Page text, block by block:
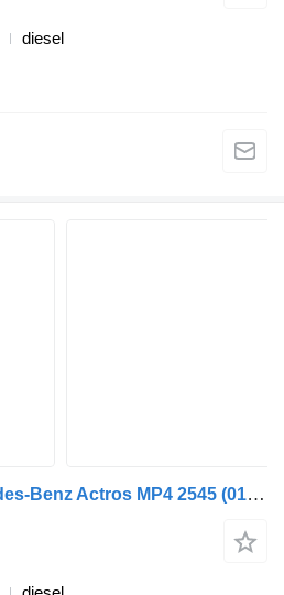
diesel
Stabilizačná tyč Mercedes-Benz Actros MP4 2545 (01.13-) A9603230124 na ťahača Mercedes-Benz Actros MP4 Antos Arocs (2012-)